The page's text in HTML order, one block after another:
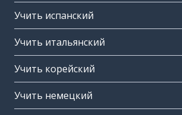
Учить испанский
Учить итальянский
Учить корейский
Учить немецкий